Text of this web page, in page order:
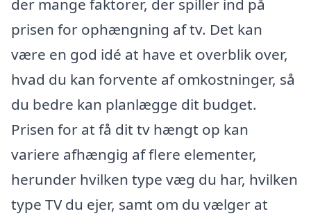
der mange faktorer, der spiller ind på
prisen for ophængning af tv. Det kan
være en god idé at have et overblik over,
hvad du kan forvente af omkostninger, så
du bedre kan planlægge dit budget.
Prisen for at få dit tv hængt op kan
variere afhængig af flere elementer,
herunder hvilken type væg du har, hvilken
type TV du ejer, samt om du vælger at